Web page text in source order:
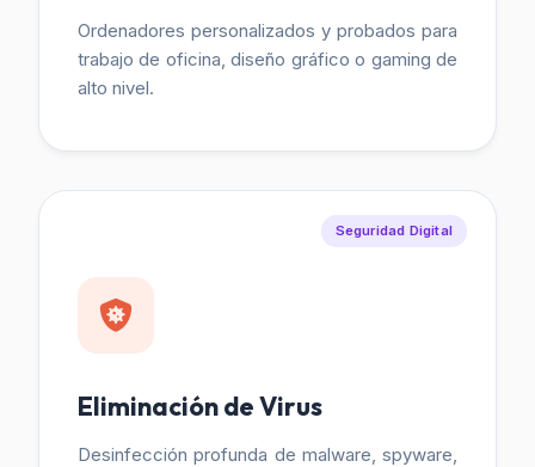
Ordenadores personalizados y probados para
trabajo de oficina, diseño gráfico o gaming de
alto nivel.
Seguridad Digital
Eliminación de Virus
Desinfección profunda de malware, spyware,